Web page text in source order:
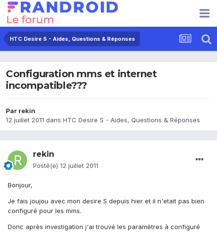
HTC Desire S - Aides, Questions & Réponses
Configuration mms et internet
incompatible???
Par rekin
12 juillet 2011 dans HTC Desire S - Aides, Questions & Réponses
rekin
Posté(e) 12 juillet 2011
Bonjour,
Je fais joujou avec mon desire S depuis hier et il n'etait pas bien
configuré pour les mms.
Donc après investigation j'ai trouvé les paramètres à configuré